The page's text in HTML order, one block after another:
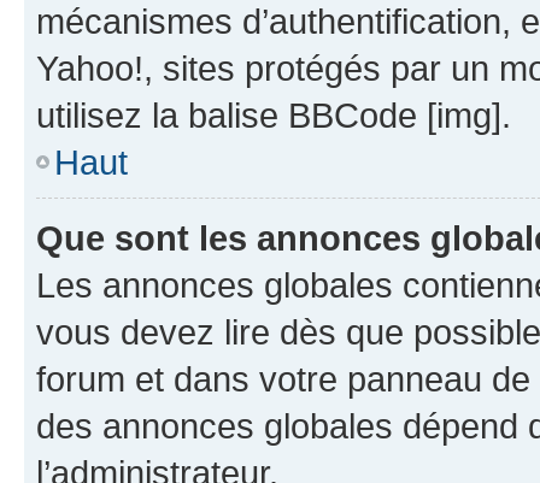
mécanismes d’authentification,
Yahoo!, sites protégés par un
utilisez la balise BBCode [img].
Haut
Que sont les annonces
Les annonces globales
vous devez lire dès que
forum et dans votre panneau
des annonces globales dépend
l’administrateur.